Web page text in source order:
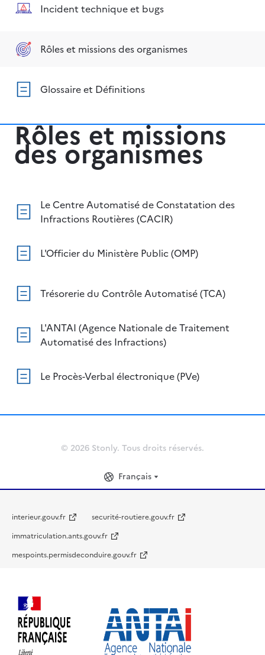
Incident technique et bugs
Rôles et missions des organismes
Glossaire et Définitions
Rôles et missions
des organismes
Le Centre Automatisé de Constatation des
Infractions Routières (CACIR)
L'Officier du Ministère Public (OMP)
Trésorerie du Contrôle Automatisé (TCA)
L'ANTAI (Agence Nationale de Traitement
Automatisé des Infractions)
Le Procès-Verbal électronique (PVe)
© 2026 Stonly. Tous droits réservés.
Français
interieur.gouv.fr
securité-routiere.gouv.fr
immatriculation.ants.gouv.fr
mespoints.permisdeconduire.gouv.fr